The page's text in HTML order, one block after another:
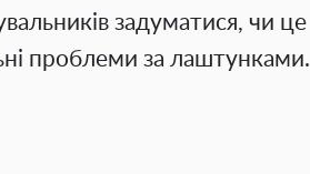
задуматися, чи це
проблеми за лаштунками.